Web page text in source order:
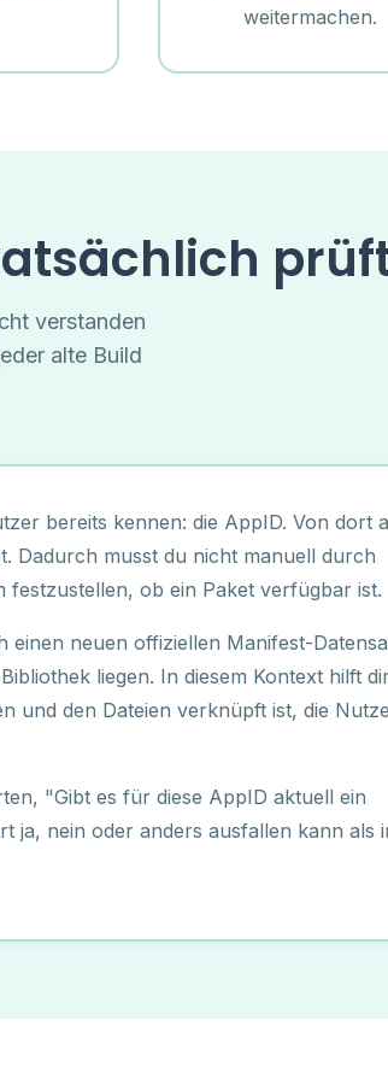
weitermachen.
verstanden
alte Build
bereits kennen: die AppID. Von dort
Dadurch musst du nicht manuell durch
ob ein Paket verfügbar ist.
einen neuen offiziellen Manifest-
liegen. In diesem Kontext hilft
und den Dateien verknüpft ist, die
"Gibt es für diese AppID aktuell ein
ja, nein oder anders ausfallen kann als